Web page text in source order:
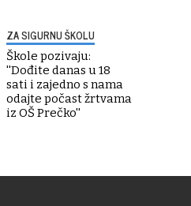
ZA SIGURNU ŠKOLU
Škole pozivaju:
''Dođite danas u 18
sati i zajedno s nama
odajte počast žrtvama
iz OŠ Prečko''